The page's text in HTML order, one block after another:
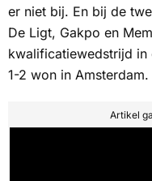
er niet bij. En bij de
De Ligt, Gakpo en
kwalificatiewedstrijd
1-2 won in Amsterdam.
Artikel